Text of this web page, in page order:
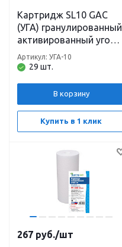
Картридж SL10 GAC
(УГА) гранулированный
активированный уголь
Аквабрайт
29 шт.
Артикул: УГА-10
В корзину
Купить в 1 клик
267 руб./шт